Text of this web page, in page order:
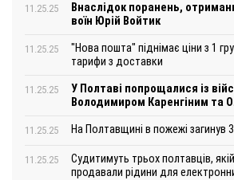
11.25.25
Внаслідок поранень,
воїн Юрій Войтик
11.25.25
"Нова пошта" піднімає ціни з 1
тарифи з доставки
11.25.25
У Полтаві попрощалися із
Володимиром Каренгіним та
11.25.25 На Полтавщині в пожежі загинув
11.25.25
Судитимуть трьох полтавців,
продавали рідини для